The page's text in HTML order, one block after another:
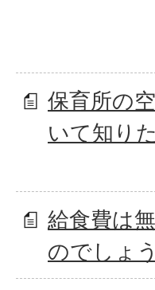
保育所の
いて知り
給食費は
のでしょ